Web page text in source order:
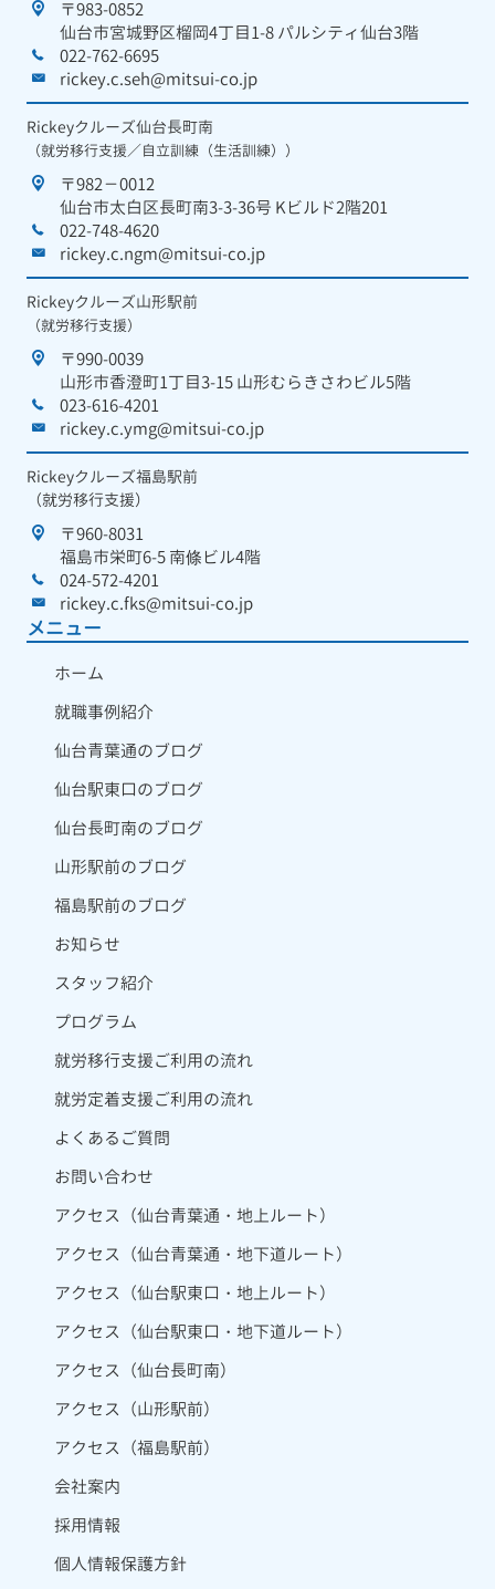
〒983-0852
仙台市宮城野区榴岡4丁目1-8 パルシティ仙台3階
022-762-6695
rickey.c.seh@mitsui-co.jp
Rickeyクルーズ仙台長町南
（就労移行支援／自立訓練（生活訓練））
〒982－0012
仙台市太白区長町南3-3-36号 Kビルド2階201
022-748-4620
rickey.c.ngm@mitsui-co.jp
Rickeyクルーズ山形駅前
（就労移行支援）
〒990-0039
山形市香澄町1丁目3-15 山形むらきさわビル5階
023-616-4201
rickey.c.ymg@mitsui-co.jp
Rickeyクルーズ福島駅前
（就労移行支援）
〒960-8031
福島市栄町6-5 南條ビル4階
024-572-4201
rickey.c.fks@mitsui-co.jp
メニュー
ホーム
就職事例紹介
仙台青葉通のブログ
仙台駅東口のブログ
仙台長町南のブログ
山形駅前のブログ
福島駅前のブログ
お知らせ
スタッフ紹介
プログラム
就労移行支援ご利用の流れ
就労定着支援ご利用の流れ
よくあるご質問
お問い合わせ
アクセス（仙台青葉通・地上ルート）
アクセス（仙台青葉通・地下道ルート）
アクセス（仙台駅東口・地上ルート）
アクセス（仙台駅東口・地下道ルート）
アクセス（仙台長町南）
アクセス（山形駅前）
アクセス（福島駅前）
会社案内
採用情報
個人情報保護方針